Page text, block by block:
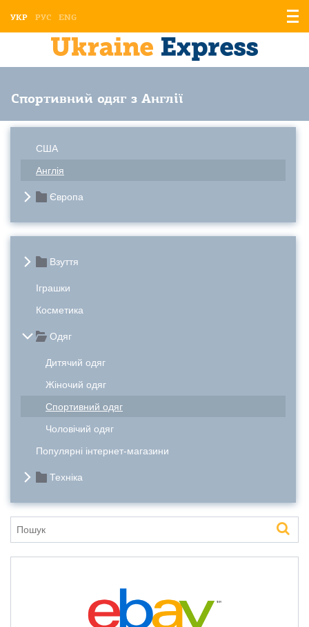
УКР РУС ENG
Спортивний одяг з Англії
США
Англія
Європа
Взуття
Іграшки
Косметика
Одяг
Дитячий одяг
Жіночий одяг
Спортивний одяг
Чоловічий одяг
Популярні інтернет-магазини
Техніка